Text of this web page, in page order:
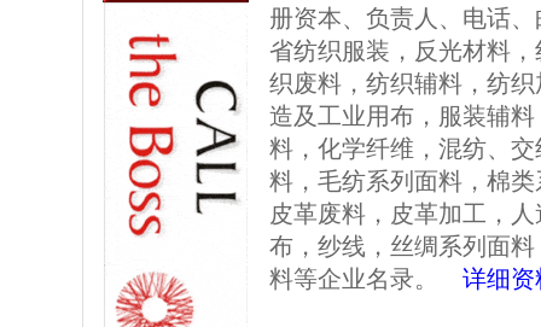
册资本、负责人、电话
省纺织服装，反光材料
织废料，纺织辅料，纺
造及工业用布，服装辅
料，化学纤维，混纺、
料，毛纺系列面料，棉
皮革废料，皮革加工，
布，纱线，丝绸系列面
料等企业名录。
详细资